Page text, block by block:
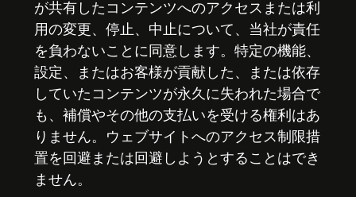
が共有したコンテンツへのアクセスまたは利
用の変更、停止、中止について、当社が責任
を負わないことに同意します。特定の機能、
設定、またはお客様が貢献した、または依存
していたコンテンツが永久に失われた場合で
も、補償やその他の支払いを受ける権利はあ
りません。ウェブサイトへのアクセス制限措
置を回避または回避しようとすることはでき
ません。